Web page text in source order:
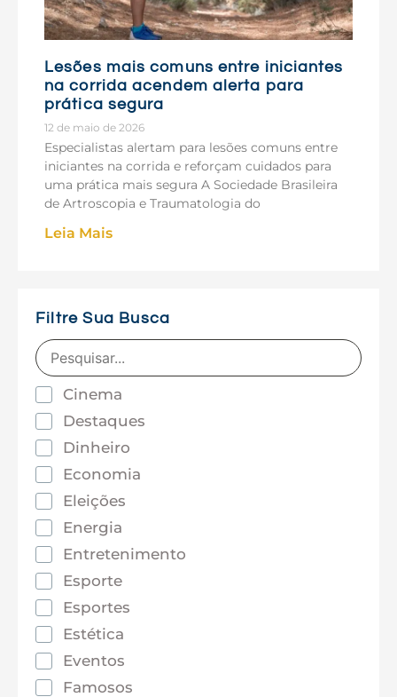
Lesões mais comuns entre iniciantes
na corrida acendem alerta para
prática segura
12 de maio de 2026
Especialistas alertam para lesões comuns entre
iniciantes na corrida e reforçam cuidados para
uma prática mais segura A Sociedade Brasileira
de Artroscopia e Traumatologia do
Leia Mais
Filtre Sua Busca
Cinema
Destaques
Dinheiro
Economia
Eleições
Energia
Entretenimento
Esporte
Esportes
Estética
Eventos
Famosos